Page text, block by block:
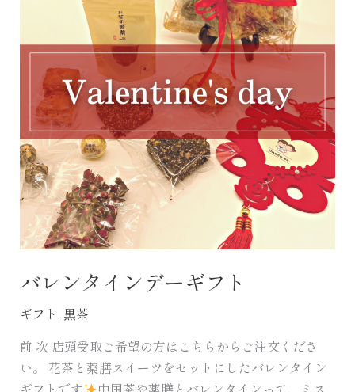
バレンタインデーギフト
ギフト, 黒茶
前 次 店頭受取ご希望の方はこちらからご注文くださ
い。 花茶と薬膳スイーツをセットにしたバレンタイン
ン
フ
ト